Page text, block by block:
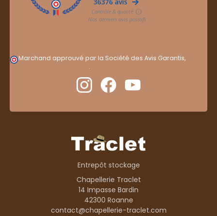
Marchand approuvé par la Société des Avis Garantis,
.
Entrepôt stockage
Chapellerie Traclet
14 Impasse Bardin
42300 Roanne
contact@chapellerie-traclet.com